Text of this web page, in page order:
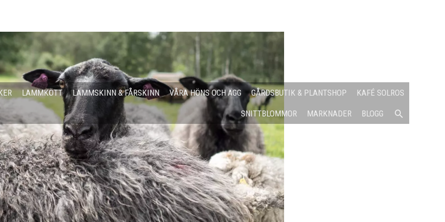
LAMMKÖTT LAMMSKINN & FÅRSKINN VÅRA HÖNS OCH ÄGG GÅRDSBUTIK & PLANTSHOP KAFÉ SOLROS
SNITTBLOMMOR MARKNADER BLOGG SÖK